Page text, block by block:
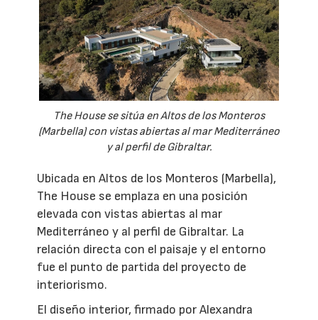
The House se sitúa en Altos de los Monteros
(Marbella) con vistas abiertas al mar Mediterráneo
y al perfil de Gibraltar.
Ubicada en Altos de los Monteros (Marbella),
The House se emplaza en una posición
elevada con vistas abiertas al mar
Mediterráneo y al perfil de Gibraltar. La
relación directa con el paisaje y el entorno
fue el punto de partida del proyecto de
interiorismo.
El diseño interior, firmado por Alexandra